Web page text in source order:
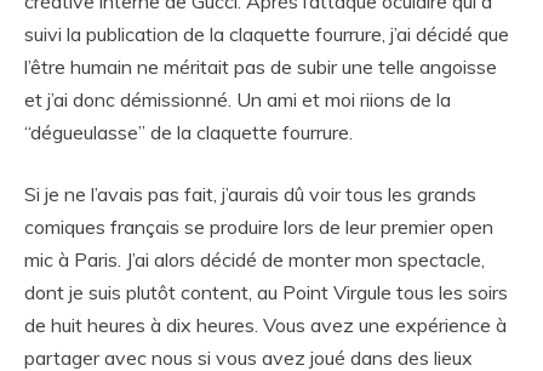
suivi la publication de la claquette fourrure, j’ai décidé que
l’être humain ne méritait pas de subir une telle angoisse
et j’ai donc démissionné. Un ami et moi riions de la
“dégueulasse” de la claquette fourrure.
Si je ne l’avais pas fait, j’aurais dû voir tous les grands
comiques français se produire lors de leur premier open
mic à Paris. J’ai alors décidé de monter mon spectacle,
dont je suis plutôt content, au Point Virgule tous les soirs
de huit heures à dix heures. Vous avez une expérience à
partager avec nous si vous avez joué dans des lieux